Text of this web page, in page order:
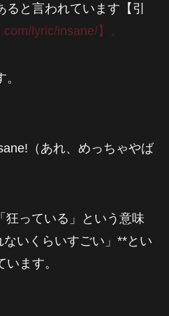
と言われています【引
lyric/insane/】。
（あれ、めっちゃやば
狂っている」という意味
いくらいすごい」**とい
ます。